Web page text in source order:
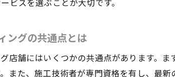
ビスを選ぶことが大切です。
ングの共通点とは
店舗にはいくつかの共通点があります。
また、施工技術者が専門資格を有し、最